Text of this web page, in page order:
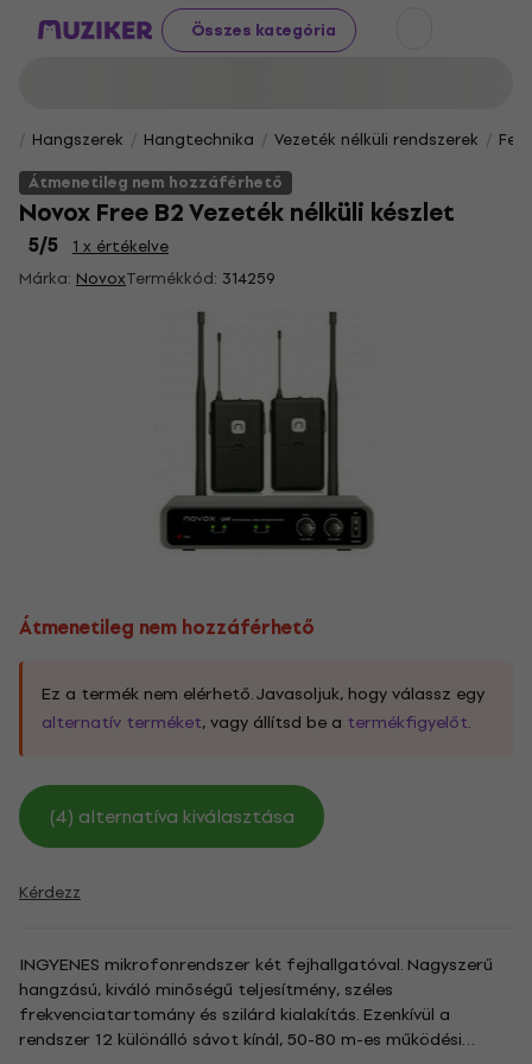
Összes kategória
Hangszerek Hangtechnika Vezeték nélküli rendszerek
Átmenetileg nem hozzáférhető
Novox Free B2 Vezeték nélküli készlet
5/5
1 x értékelve
Márka: NovoxTermékkód: 314259
Átmenetileg nem hozzáférhető
Ez a termék nem elérhető. Javasoljuk, hogy válassz egy
alternatív terméket, vagy állítsd be a termékfigyelőt.
(4) alternatíva kiválasztása
Kérdezz
INGYENES mikrofonrendszer két fejhallgatóval. Nagyszerű
hangzású, kiváló minőségű teljesítmény, széles
frekvenciatartomány és szilárd kialakítás. Ezenkívül a
rendszer 12 különálló sávot kínál, 50-80 m-es működési